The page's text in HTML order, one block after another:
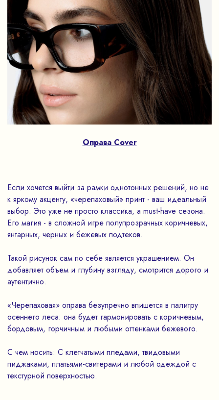
Оправа Cover
Если хочется выйти за рамки однотонных решений, но не
к яркому акценту, «черепаховый» принт - ваш идеальный
выбор. Это уже не просто классика, а must-have сезона.
Его магия - в сложной игре полупрозрачных коричневых,
янтарных, черных и бежевых подтеков.
Такой рисунок сам по себе является украшением. Он
добавляет объем и глубину взгляду, смотрится дорого и
аутентично.
«Черепаховая» оправа безупречно впишется в палитру
осеннего леса: она будет гармонировать с коричневым,
бордовым, горчичным и любыми оттенками бежевого.
С чем носить: С клетчатыми пледами, твидовыми
пиджаками, платьями-свитерами и любой одеждой с
текстурной поверхностью.